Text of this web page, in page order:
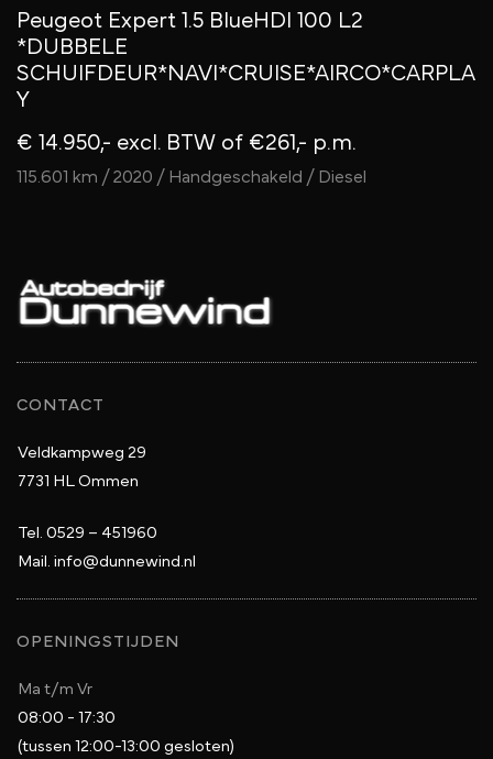
Peugeot Expert 1.5 BlueHDI 100 L2
*DUBBELE
SCHUIFDEUR*NAVI*CRUISE*AIRCO*CARPLA
Y
€ 14.950,- excl. BTW of €261,- p.m.
115.601 km / 2020 / Handgeschakeld / Diesel
CONTACT
Veldkampweg 29
7731 HL Ommen
Tel. 0529 – 451960
Mail. info@dunnewind.nl
OPENINGSTIJDEN
Ma t/m Vr
08:00 - 17:30
(tussen 12:00-13:00 gesloten)